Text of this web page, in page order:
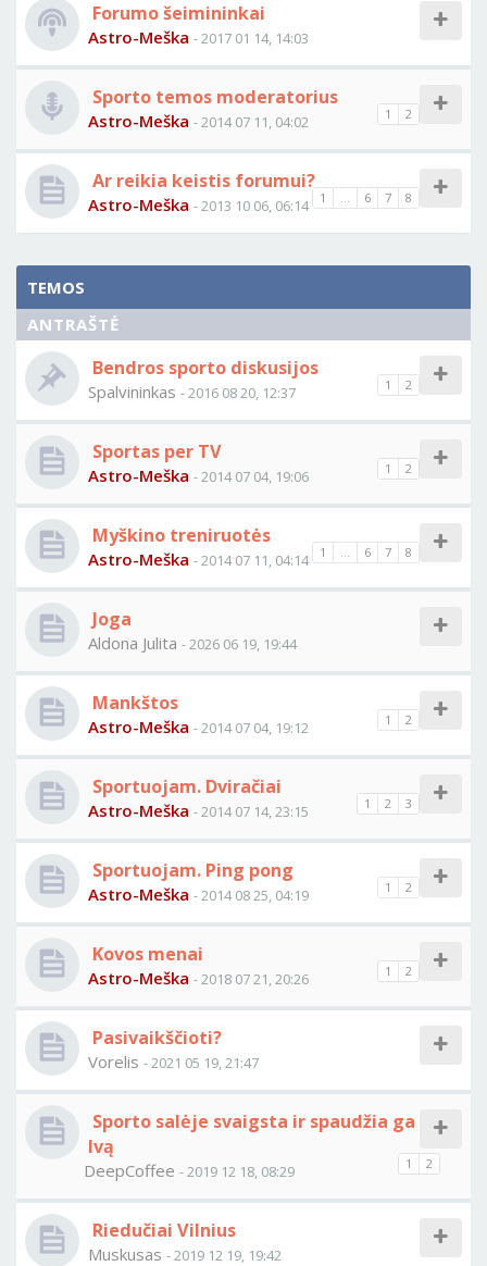
Forumo šeimininkai
Astro-Meška - 2017 01 14, 14:03
Sporto temos moderatorius
1 2
Astro-Meška - 2014 07 11, 04:02
Ar reikia keistis forumui?
1 ... 6 7 8
Astro-Meška - 2013 10 06, 06:14
TEMOS
ANTRAŠTĖ
Bendros sporto diskusijos
1 2
Spalvininkas - 2016 08 20, 12:37
Sportas per TV
1 2
Astro-Meška - 2014 07 04, 19:06
Myškino treniruotės
1 ... 6 7 8
Astro-Meška - 2014 07 11, 04:14
Joga
Aldona Julita - 2026 06 19, 19:44
Mankštos
1 2
Astro-Meška - 2014 07 04, 19:12
Sportuojam. Dviračiai
1 2 3
Astro-Meška - 2014 07 14, 23:15
Sportuojam. Ping pong
1 2
Astro-Meška - 2014 08 25, 04:19
Kovos menai
1 2
Astro-Meška - 2018 07 21, 20:26
Pasivaikščioti?
Vorelis - 2021 05 19, 21:47
Sporto salėje svaigsta ir spaudžia ga
lvą
1 2
DeepCoffee - 2019 12 18, 08:29
Riedučiai Vilnius
Muskusas - 2019 12 19, 19:42